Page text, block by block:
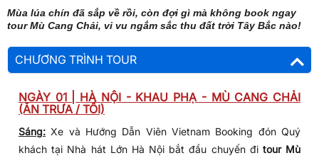
​Mùa lúa chín đã sắp về rồi, còn đợi gì mà không book ngay
tour Mù Cang Chải, vi vu ngắm sắc thu đất trời Tây Bắc nào!
CHƯƠNG TRÌNH TOUR
NGÀY 01 | HÀ NỘI - KHAU PHẠ - MÙ CANG CHẢI
(ĂN TRƯA / TỐI)
Sáng: Xe và Hướng Dẫn Viên Vietnam Booking đón Quý
khách tại Nhà hát Lớn Hà Nội bắt đầu chuyến đi tour Mù